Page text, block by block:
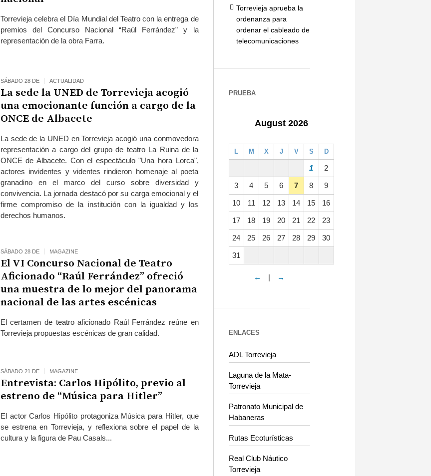
Torrevieja celebra el Día Mundial del Teatro con la entrega de
premios del Concurso Nacional “Raúl Ferrández” y la
representación de la obra Farra.
SÁBADO 28 DE ACTUALIDAD
La sede la UNED de Torrevieja acogió
una emocionante función a cargo de la
ONCE de Albacete
La sede de la UNED en Torrevieja acogió una conmovedora
representación a cargo del grupo de teatro La Ruina de la
ONCE de Albacete. Con el espectáculo "Una hora Lorca",
actores invidentes y videntes rindieron homenaje al poeta
granadino en el marco del curso sobre diversidad y
convivencia. La jornada destacó por su carga emocional y el
firme compromiso de la institución con la igualdad y los
derechos humanos.
SÁBADO 28 DE MAGAZINE
El VI Concurso Nacional de Teatro
Aficionado “Raúl Ferrández” ofreció
una muestra de lo mejor del panorama
nacional de las artes escénicas
El certamen de teatro aficionado Raúl Ferrández reúne en
Torrevieja propuestas escénicas de gran calidad.
SÁBADO 21 DE MAGAZINE
Entrevista: Carlos Hipólito, previo al
estreno de “Música para Hitler”
El actor Carlos Hipólito protagoniza Música para Hitler, que
se estrena en Torrevieja, y reflexiona sobre el papel de la
cultura y la figura de Pau Casals...
Torrevieja aprueba la
ordenanza para
ordenar el cableado de
telecomunicaciones
PRUEBA
August 2026
L M X J V S D
1 2
3 4 5 6 7 8 9
10 11 12 13 14 15 16
17 18 19 20 21 22 23
24 25 26 27 28 29 30
31
← | →
ENLACES
ADL Torrevieja
Laguna de la Mata-
Torrevieja
Patronato Municipal de
Habaneras
Rutas Ecoturísticas
Real Club Náutico
Torrevieja